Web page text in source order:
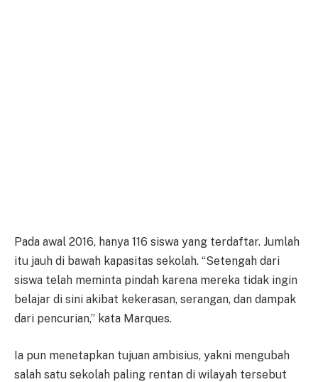
Pada awal 2016, hanya 116 siswa yang terdaftar. Jumlah
itu jauh di bawah kapasitas sekolah. “Setengah dari
siswa telah meminta pindah karena mereka tidak ingin
belajar di sini akibat kekerasan, serangan, dan dampak
dari pencurian,” kata Marques.
Ia pun menetapkan tujuan ambisius, yakni mengubah
salah satu sekolah paling rentan di wilayah tersebut